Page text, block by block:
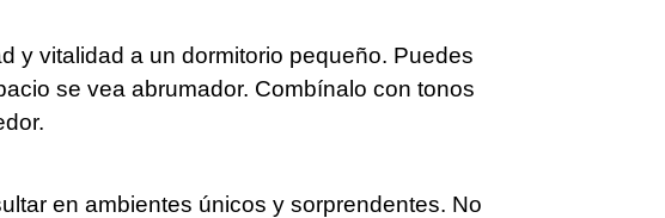
y vitalidad a un dormitorio pequeño. Puedes
se vea abrumador. Combínalo con tonos
en ambientes únicos y sorprendentes. No